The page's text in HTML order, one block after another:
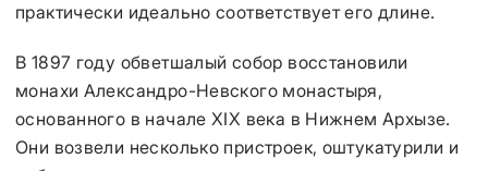
практически идеально соответствует его длине.
В 1897 году обветшалый собор восстановили
монахи Александро-Невского монастыря,
основанного в начале XIX века в Нижнем Архызе.
Они возвели несколько пристроек, оштукатурили и